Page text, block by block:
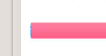
男
性
1%